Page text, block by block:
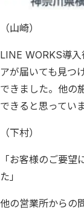
（山崎）
LINE WORKS導
アが届いても見つ
できました。他の
できると思っていま
（下村）
「お客様のご要
た」
他の営業所からの